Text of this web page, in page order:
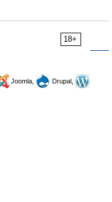
18+
Joomla,
Drupal,